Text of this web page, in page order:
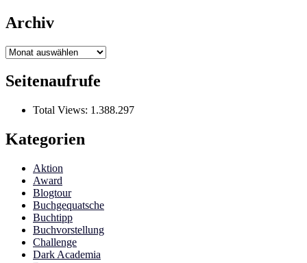
Archiv
Archiv
Seitenaufrufe
Total Views: 1.388.297
Kategorien
Aktion
Award
Blogtour
Buchgequatsche
Buchtipp
Buchvorstellung
Challenge
Dark Academia